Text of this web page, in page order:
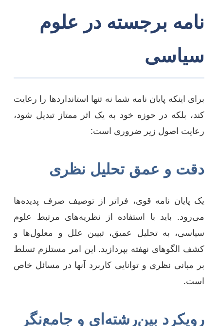
نامه برجسته در علوم
سیاسی
برای اینکه پایان نامه شما نه تنها استانداردها را رعایت
کند، بلکه در حوزه خود به یک اثر ممتاز تبدیل شود،
رعایت اصول زیر ضروری است:
دقت و عمق تحلیل نظری
یک پایان نامه قوی، فراتر از توصیف صرف پدیده‌ها
می‌رود. باید با استفاده از نظریه‌های مرتبط علوم
سیاسی، به تحلیل عمیق، تبیین علل و معلول‌ها و
کشف الگوهای نهفته بپردازید. این امر مستلزم تسلط
بر مبانی نظری و توانایی کاربرد آنها در مسائل خاص
است.
رویکرد بین‌رشته‌ای و جامع‌نگر